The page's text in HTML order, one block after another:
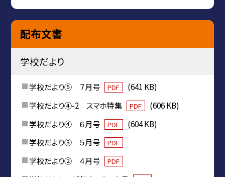
配布文書
学校だより
学校だより⑤ ７月号 PDF
(641 KB)
学校だより④-2 スマホ特集
PDF
(606 KB)
学校だより④ ６月号
PDF
(604 KB)
学校だより③ ５月号
PDF
学校だより② ４月号 PDF